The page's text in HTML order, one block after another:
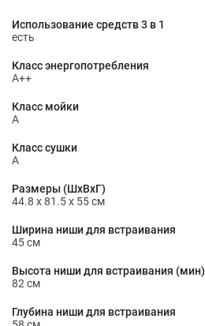
Использование средств 3 в 1
есть
Класс энергопотребления
A++
Класс мойки
A
Класс сушки
A
Размеры (ШxВxГ)
44.8 x 81.5 x 55 см
Ширина ниши для встраивания
45 см
Высота ниши для встраивания (мин)
82 см
Глубина ниши для встраивания